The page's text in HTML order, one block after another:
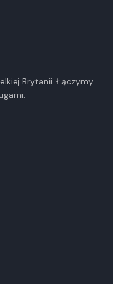
Brytanii. Łączymy